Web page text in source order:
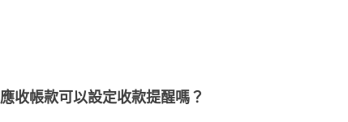
應收帳款可以設定收款提醒嗎？